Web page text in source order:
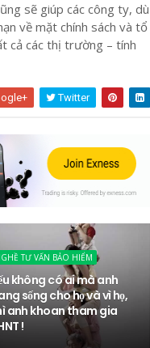
sẽ giúp các công ty, dù
về mặt chính sách và tổ
cả các thị trường – tính
Twitter
TƯ VẤN BẢO HIỂM
không có ai mà anh
sống cho họ và vì họ,
anh khoan tham gia
!